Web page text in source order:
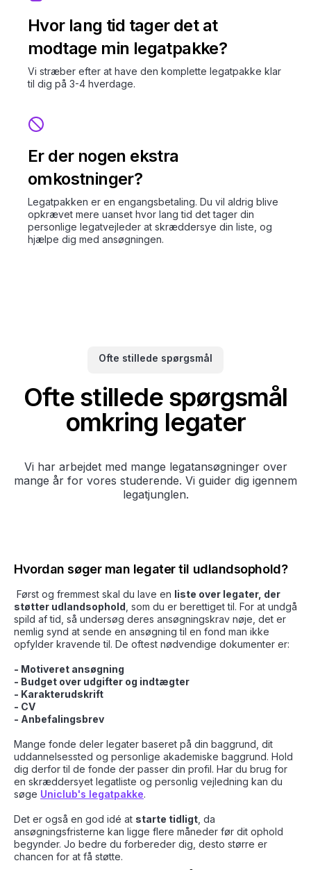
Hvor lang tid tager det at
modtage min legatpakke?
Vi stræber efter at have den komplette legatpakke klar
til dig på 3-4 hverdage.
Er der nogen ekstra
omkostninger?
Legatpakken er en engangsbetaling. Du vil aldrig blive
opkrævet mere uanset hvor lang tid det tager din
personlige legatvejleder at skræddersye din liste, og
hjælpe dig med ansøgningen.
Ofte stillede spørgsmål
Ofte stillede spørgsmål
omkring legater
Vi har arbejdet med mange legatansøgninger over
mange år for vores studerende. Vi guider dig igennem
legatjunglen.
Hvordan søger man legater til udlandsophold?
Først og fremmest skal du lave en liste over legater, der
støtter udlandsophold , som du er berettiget til. For at undgå
spild af tid, så undersøg deres ansøgningskrav nøje, det er
nemlig synd at sende en ansøgning til en fond man ikke
opfylder kravende til. De oftest nødvendige dokumenter er:
- Motiveret ansøgning
- Budget over udgifter og indtægter
- Karakterudskrift
- CV
- Anbefalingsbrev
Mange fonde deler legater baseret på din baggrund, dit
uddannelsessted og personlige akademiske baggrund. Hold
dig derfor til de fonde der passer din profil. Har du brug for
en skræddersyet legatliste og personlig vejledning kan du
søge Uniclub's legatpakke.
Det er også en god idé at starte tidligt , da
ansøgningsfristerne kan ligge flere måneder før dit ophold
begynder. Jo bedre du forbereder dig, desto større er
chancen for at få støtte.